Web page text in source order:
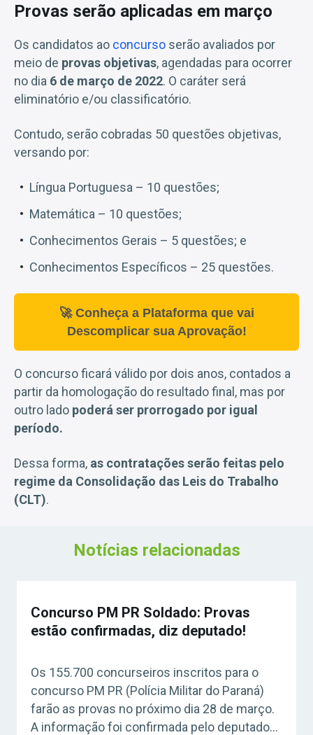
Provas serão aplicadas em março
Os candidatos ao concurso serão avaliados por
meio de provas objetivas, agendadas para ocorrer
no dia 6 de março de 2022. O caráter será
eliminatório e/ou classificatório.
Contudo, serão cobradas 50 questões objetivas,
versando por:
Língua Portuguesa – 10 questões;
Matemática – 10 questões;
Conhecimentos Gerais – 5 questões; e
Conhecimentos Específicos – 25 questões.
🚀 Conheça a Plataforma que vai
Descomplicar sua Aprovação!
O concurso ficará válido por dois anos, contados a
partir da homologação do resultado final, mas por
outro lado poderá ser prorrogado por igual
período.
Dessa forma, as contratações serão feitas pelo
regime da Consolidação das Leis do Trabalho
(CLT).
Notícias relacionadas
Concurso PM PR Soldado: Provas
estão confirmadas, diz deputado!
Os 155.700 concurseiros inscritos para o
concurso PM PR (Polícia Militar do Paraná)
farão as provas no próximo dia 28 de março.
A informação foi confirmada pelo deputado